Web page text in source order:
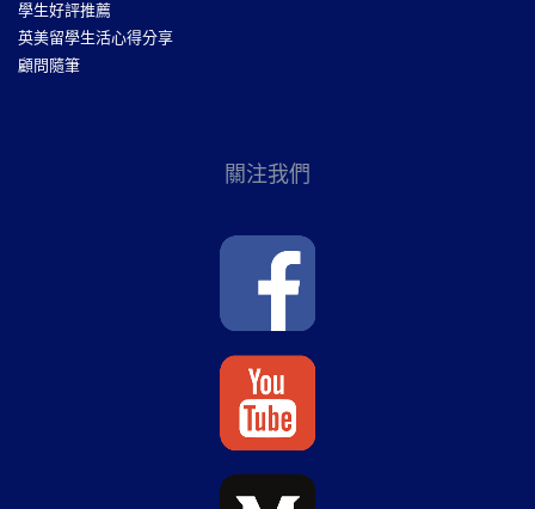
學生好評推薦
英美留學生活心得分享
顧問隨筆
關注我們